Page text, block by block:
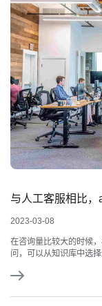
与人工客服相比
2023-03-08
在咨询量比较大的时候
问，可以从知识库中选